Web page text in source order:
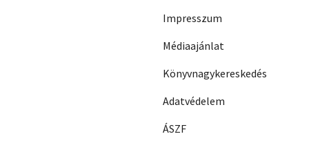
Impresszum
Médiaajánlat
Könyvnagykereskedés
Adatvédelem
ÁSZF